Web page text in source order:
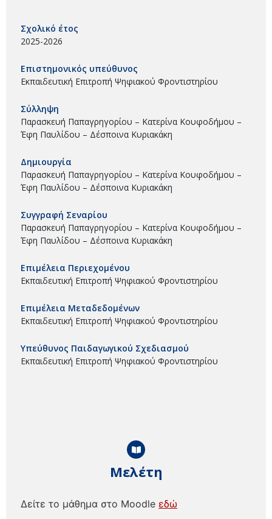
Μελέτη
Δείτε το μάθημα στο Moodle εδώ
Σχολικό έτος
2025-2026
Επιστημονικός υπεύθυνος
Εκπαιδευτική Επιτροπή Ψηφιακού Φροντιστηρίου
Σύλληψη
Παρασκευή Παπαγρηγορίου – Κατερίνα Κουφοδήμου –
Έφη Παυλίδου – Δέσποινα Κυριακάκη
Δημιουργία
Παρασκευή Παπαγρηγορίου – Κατερίνα Κουφοδήμου –
Έφη Παυλίδου – Δέσποινα Κυριακάκη
Συγγραφή Σεναρίου
Παρασκευή Παπαγρηγορίου – Κατερίνα Κουφοδήμου –
Έφη Παυλίδου – Δέσποινα Κυριακάκη
Επιμέλεια Περιεχομένου
Εκπαιδευτική Επιτροπή Ψηφιακού Φροντιστηρίου
Επιμέλεια Μεταδεδομένων
Εκπαιδευτική Επιτροπή Ψηφιακού Φροντιστηρίου
Υπεύθυνος Παιδαγωγικού Σχεδιασμού
Εκπαιδευτική Επιτροπή Ψηφιακού Φροντιστηρίου